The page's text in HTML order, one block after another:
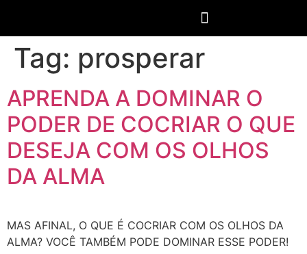
Tag: prosperar
APRENDA A DOMINAR O
PODER DE COCRIAR O QUE
DESEJA COM OS OLHOS
DA ALMA
MAS AFINAL, O QUE É COCRIAR COM OS OLHOS DA
ALMA? VOCÊ TAMBÉM PODE DOMINAR ESSE PODER!